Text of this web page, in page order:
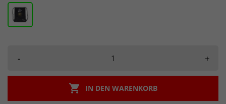
- +
 IN DEN WARENKORB